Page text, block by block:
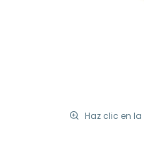
Haz clic en